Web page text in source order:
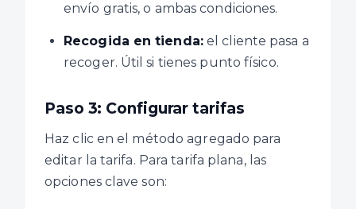
envío gratis, o ambas condiciones.
Recogida en tienda:el cliente pasa a
recoger. Útil si tienes punto físico.
Paso 3: Configurar tarifas
Haz clic en el método agregado para
editar la tarifa. Para tarifa plana, las
opciones clave son: